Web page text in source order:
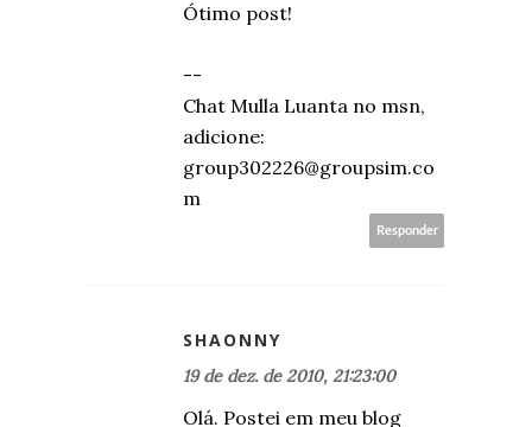
Ótimo post!
--
Chat Mulla Luanta no msn,
adicione:
group302226@groupsim.co
m
Responder
SHAONNY
19 de dez. de 2010, 21:23:00
Olá. Postei em meu blog